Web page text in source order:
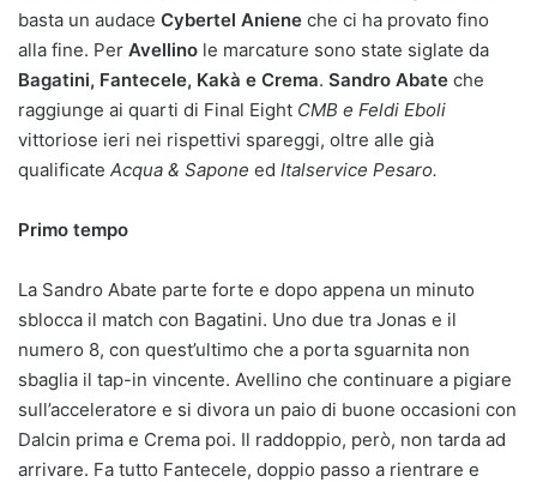
basta un audace Cybertel Aniene che ci ha provato fino
alla fine. Per Avellino le marcature sono state siglate da
Bagatini, Fantecele, Kakà e Crema. Sandro Abate che
raggiunge ai quarti di Final Eight CMB e Feldi Eboli
vittoriose ieri nei rispettivi spareggi, oltre alle già
qualificate Acqua & Sapone ed Italservice Pesaro.
Primo tempo
La Sandro Abate parte forte e dopo appena un minuto
sblocca il match con Bagatini. Uno due tra Jonas e il
numero 8, con quest’ultimo che a porta sguarnita non
sbaglia il tap-in vincente. Avellino che continuare a pigiare
sull’acceleratore e si divora un paio di buone occasioni con
Dalcin prima e Crema poi. Il raddoppio, però, non tarda ad
arrivare. Fa tutto Fantecele, doppio passo a rientrare e